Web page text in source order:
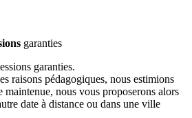
garanties
garanties.
raisons pédagogiques, nous estimions
maintenue, nous vous proposerons alors
date à distance ou dans une ville